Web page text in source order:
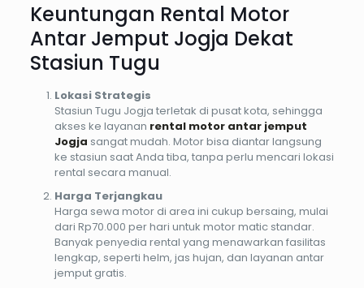
Keuntungan Rental Motor
Antar Jemput Jogja Dekat
Stasiun Tugu
Lokasi Strategis
Stasiun Tugu Jogja terletak di pusat kota, sehingga
akses ke layanan rental motor antar jemput
Jogja sangat mudah. Motor bisa diantar langsung
ke stasiun saat Anda tiba, tanpa perlu mencari lokasi
rental secara manual.
Harga Terjangkau
Harga sewa motor di area ini cukup bersaing, mulai
dari Rp70.000 per hari untuk motor matic standar.
Banyak penyedia rental yang menawarkan fasilitas
lengkap, seperti helm, jas hujan, dan layanan antar
jemput gratis.